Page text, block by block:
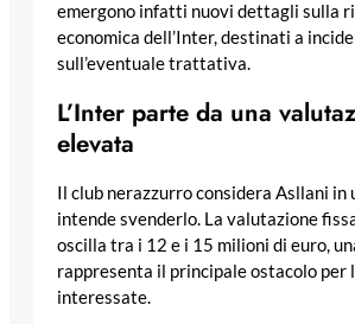
emergono infatti nuovi dettagli sulla
economica dell’Inter, destinati a
sull’eventuale trattativa.
L’Inter parte da una
elevata
Il club nerazzurro considera Asllani in
intende svenderlo. La valutazione
oscilla tra i 12 e i 15 milioni di euro,
rappresenta il principale ostacolo per
interessate.